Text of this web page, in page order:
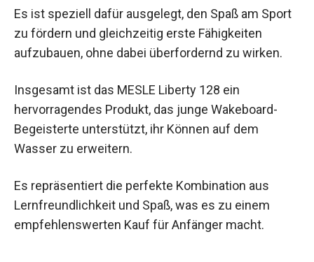
Es ist speziell dafür ausgelegt, den Spaß am Sport
zu fördern und gleichzeitig erste Fähigkeiten
aufzubauen, ohne dabei überfordernd zu wirken.
Insgesamt ist das MESLE Liberty 128 ein
hervorragendes Produkt, das junge Wakeboard-
Begeisterte unterstützt, ihr Können auf dem
Wasser zu erweitern.
Es repräsentiert die perfekte Kombination aus
Lernfreundlichkeit und Spaß, was es zu einem
empfehlenswerten Kauf für Anfänger macht.